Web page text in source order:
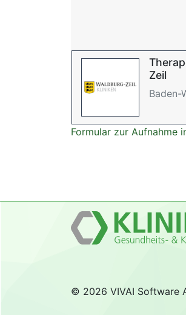
Zeil
Baden-
Formular zur Aufnahme
© 2026 VIVAI Software